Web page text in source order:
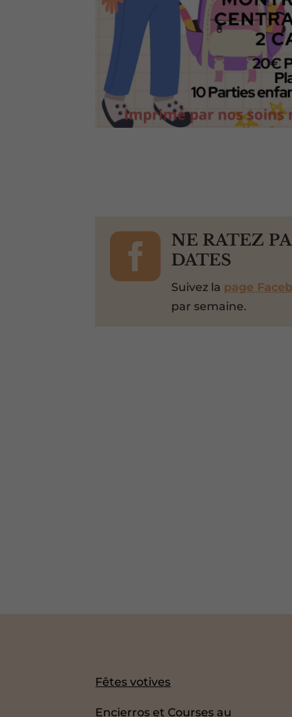

NE RATEZ
DATES
Suivez la page
par semaine.
Fêtes votives
Encierros et Courses au